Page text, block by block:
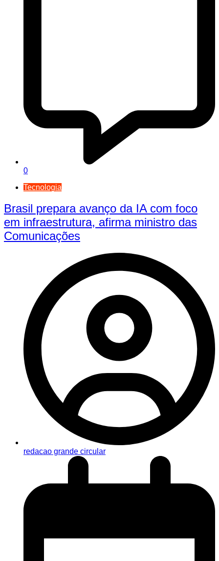
0
Tecnologia
Brasil prepara avanço da IA com foco
em infraestrutura, afirma ministro das
Comunicações
redacao grande circular